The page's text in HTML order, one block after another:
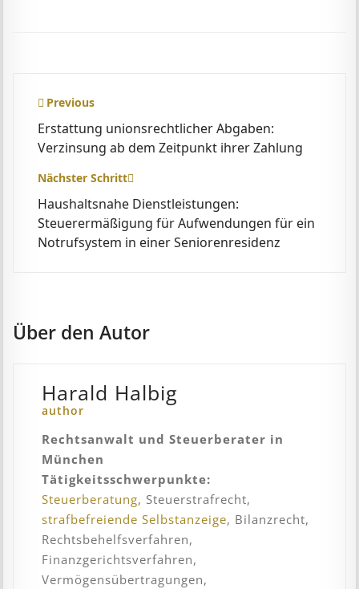
Beitragsnavigation
Previous
Erstattung unionsrechtlicher Abgaben:
Verzinsung ab dem Zeitpunkt ihrer Zahlung
Nächster Schritt
Haushaltsnahe Dienstleistungen:
Steuerermäßigung für Aufwendungen für ein
Notrufsystem in einer Seniorenresidenz
Über den Autor
Harald Halbig
author
Rechtsanwalt und Steuerberater in
München
Tätigkeitsschwerpunkte:
Steuerberatung, Steuerstrafrecht,
strafbefreiende Selbstanzeige, Bilanzrecht,
Rechtsbehelfsverfahren,
Finanzgerichtsverfahren,
Vermögensübertragungen,